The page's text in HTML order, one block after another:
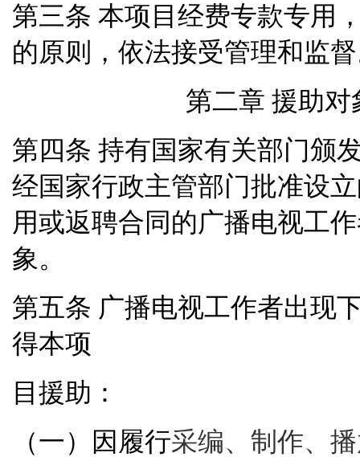
第三条 本项目经费专款专用
的原则，依法接受管理和监
第二章 援助对
第四条 持有国家有关部门颁
经国家行政主管部门批准设
用或返聘合同的广播电视工
象。
第五条 广播电视工作者出现
得本项
目援助：
（一）因履行采编、制作、